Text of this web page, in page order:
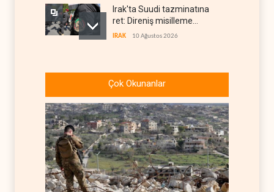
Irak'ta Suudi tazminatına
ret: Direniş misilleme
şartında ısrarlı
IRAK 10 Ağustos 2026
güçlerinin Muha'daki askeri
depolarını vurdu
Nüceba Hareketi: ABD'nin
Irak petrolü üzerindeki
hakimiyeti bitmeli
IRAK 10 Ağustos 2026
İsraillilerin beşte biri ülkeyi
terk etmeyi düşünüyor
Çok Okunanlar